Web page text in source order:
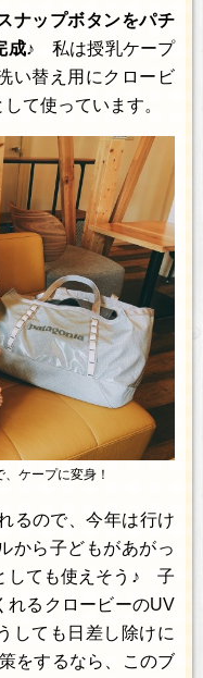
ナップボタンをパチ
成♪ 私は授乳ケープ
い替え用にクロービ
て使っています。
ケープに変身！
るので、今年は行け
から子どもがあがっ
しても使えそう♪ 子
れるクロービーのUV
しても日差し除けに
をするなら、このブ